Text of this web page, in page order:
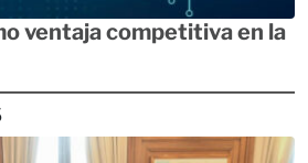
ventaja competitiva en la